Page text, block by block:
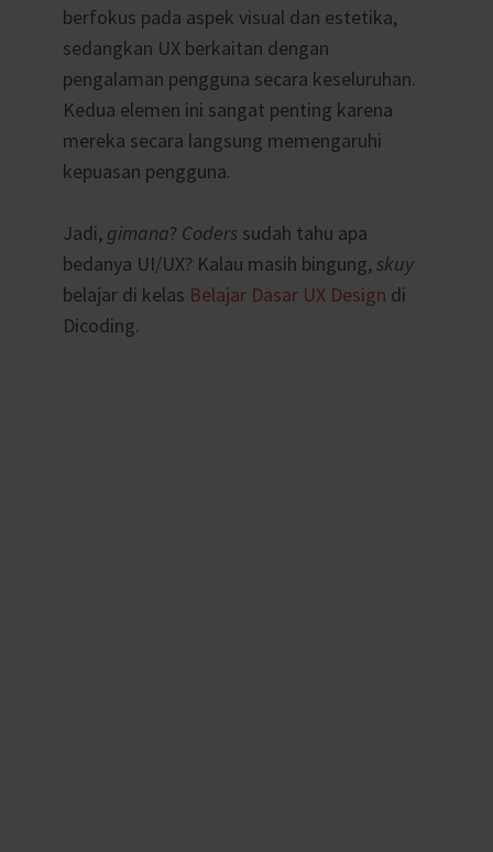
berfokus pada aspek visual dan estetika,
sedangkan UX berkaitan dengan
pengalaman pengguna secara keseluruhan.
Kedua elemen ini sangat penting karena
mereka secara langsung memengaruhi
kepuasan pengguna.
Jadi, gimana? Coders sudah tahu apa
bedanya UI/UX? Kalau masih bingung, skuy
belajar di kelas Belajar Dasar UX Design di
Dicoding.